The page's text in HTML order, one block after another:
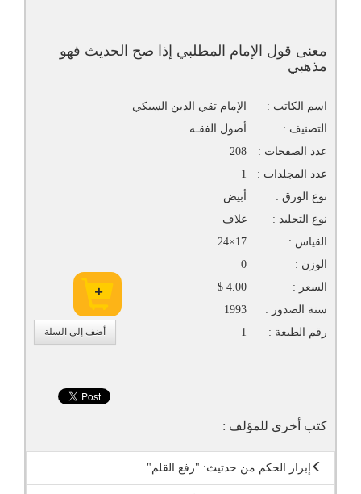
أضف إلى السلة
معنى قول الإمام المطلبي إذا صح الحديث فهو
مذهبي
اسم الكاتب :
الإمام تقي الدين السبكي
التصنيف :
أصول الفقـه
عدد الصفحات :
208
عدد المجلدات :
1
نوع الورق :
أبيض
نوع التجليد :
غلاف
القياس :
17×24
الوزن :
0
السعر :
4.00 $
سنة الصدور :
1993
رقم الطبعة :
1
كتب أخرى للمؤلف :
إبراز الحكم من حدتيث: "رفع القلم"